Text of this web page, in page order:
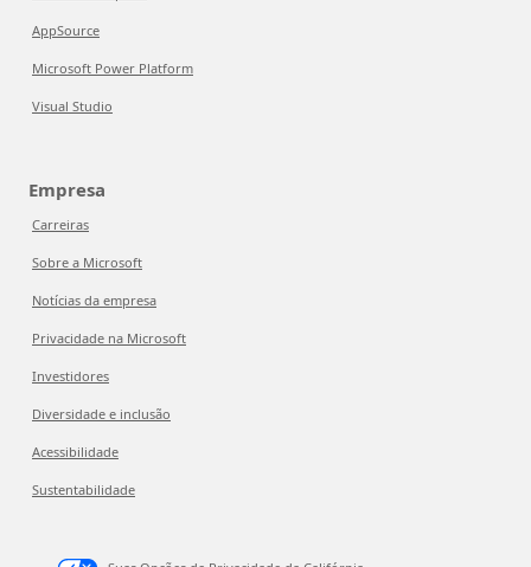
AppSource
Microsoft Power Platform
Visual Studio
Empresa
Carreiras
Sobre a Microsoft
Notícias da empresa
Privacidade na Microsoft
Investidores
Diversidade e inclusão
Acessibilidade
Sustentabilidade